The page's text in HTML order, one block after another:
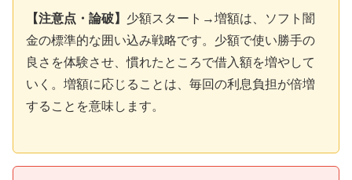
【注意点・論破】 少額スタート→増額は、ソフト闇
金の標準的な囲い込み戦略です。少額で使い勝手の
良さを体験させ、慣れたところで借入額を増やして
いく。増額に応じることは、毎回の利息負担が倍増
することを意味します。